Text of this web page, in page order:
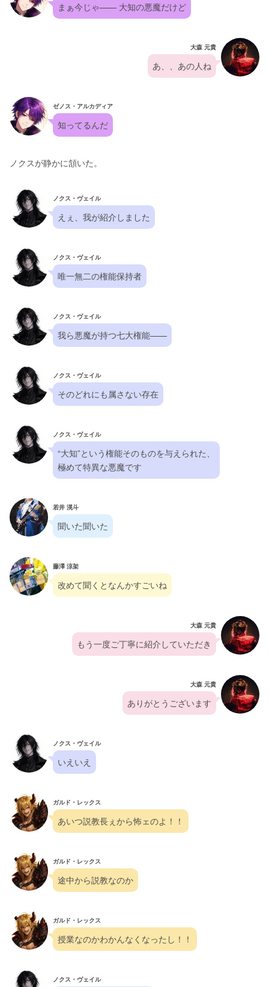
まぁ今じゃ—— 大知の悪魔だけど
大森 元貴
あ、、あの人ね
ゼノス・アルカディア
知ってるんだ
ノクスが静かに頷いた。
ノクス・ヴェイル
えぇ、我が紹介しました
ノクス・ヴェイル
唯一無二の権能保持者
ノクス・ヴェイル
我ら悪魔が持つ七大権能——
ノクス・ヴェイル
そのどれにも属さない存在
ノクス・ヴェイル
“大知”という権能そのものを与えられた、
極めて特異な悪魔です
若井 滉斗
聞いた聞いた
藤澤 涼架
改めて聞くとなんかすごいね
大森 元貴
もう一度ご丁寧に紹介していただき
大森 元貴
ありがとうございます
ノクス・ヴェイル
いえいえ
ガルド・レックス
あいつ説教長ぇから怖ェのよ！！
ガルド・レックス
途中から説教なのか
ガルド・レックス
授業なのかわかんなくなったし！！
ノクス・ヴェイル